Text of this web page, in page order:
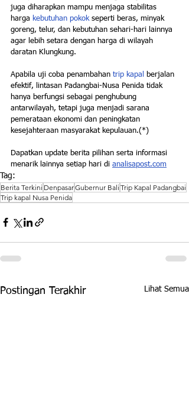
juga diharapkan mampu menjaga stabilitas
harga kebutuhan pokok seperti beras, minyak
goreng, telur, dan kebutuhan sehari-hari lainnya
agar lebih setara dengan harga di wilayah
daratan Klungkung.
Apabila uji coba penambahan trip kapal
berjalan
efektif, lintasan Padangbai-Nusa Penida tidak
hanya berfungsi sebagai penghubung
antarwilayah, tetapi juga menjadi sarana
pemerataan ekonomi dan peningkatan
kesejahteraan masyarakat kepulauan.(*)
Dapatkan update berita pilihan serta informasi
menarik lainnya setiap hari di analisapost.com
Tag:
Berita Terkini DenpasarGubernur Bali Trip Kapal Padangbai
Trip kapal Nusa Penida
Postingan Terakhir Lihat Semua